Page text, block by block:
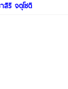
สิริ จตุโชติ